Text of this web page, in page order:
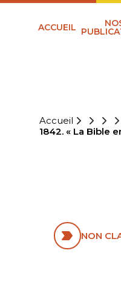
ACCUEIL
Accueil
1842. « La Bible
NON